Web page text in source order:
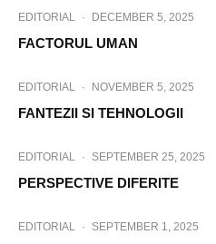
EDITORIAL · DECEMBER 5, 2025
FACTORUL UMAN
EDITORIAL · NOVEMBER 5, 2025
FANTEZII SI TEHNOLOGII
EDITORIAL · SEPTEMBER 25, 2025
PERSPECTIVE DIFERITE
EDITORIAL · SEPTEMBER 1, 2025